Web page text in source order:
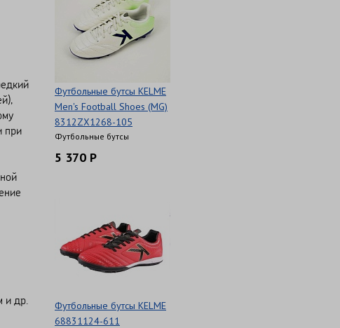
при
и др.
Футбольные бутсы KELME
Men's Football Shoes (MG)
8312ZX1268-105
Футбольные бутсы
5 370 Р
Футбольные бутсы KELME
68831124-611